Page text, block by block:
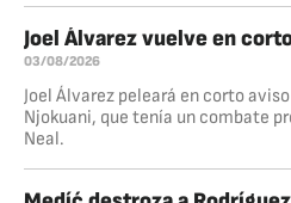
Joel Álvarez vuelve en
03/08/2026
Joel Álvarez peleará en corto
Njokuani, que tenía un combate
Neal.